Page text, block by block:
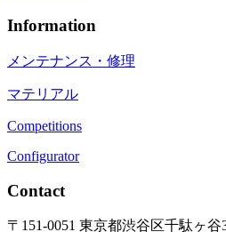
Information
メンテナンス・修理
マテリアル
Competitions
Configurator
Contact
〒151-0051 東京都渋谷区千駄ヶ谷